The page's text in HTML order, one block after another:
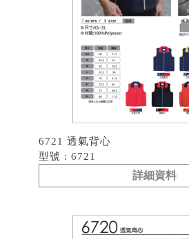
6721 透氣背心
型號 : 6721
詳細資料